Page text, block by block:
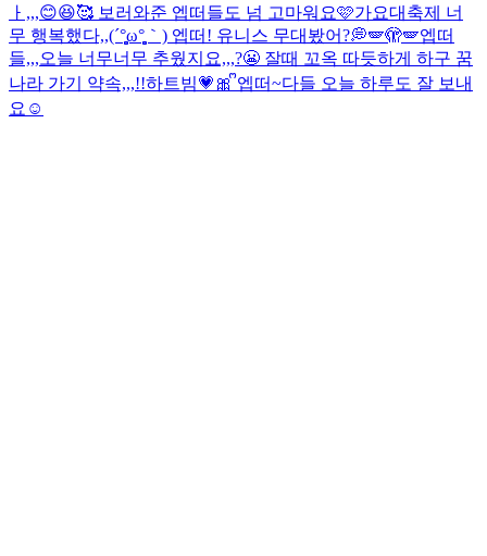
ㅏ,,,😊😆🥰 보러와준 엡떠들도 넘 고마워요🩷가요대축제 너
무 행복했다,,(´°̥̥̥̥̥̥̥̥ω°̥̥̥̥̥̥̥̥｀) 엡떠! 유니스 무대봤어?💭🪽🫣🪽엡떠
들,,,오늘 너무너무 추웠지요,,,?😬 잘때 꼬옥 따듯하게 하구 꿈
나라 가기 약속,,,!!하트빔💗🎀 ᩚ엡떠~다들 오늘 하루도 잘 보내
요☺️